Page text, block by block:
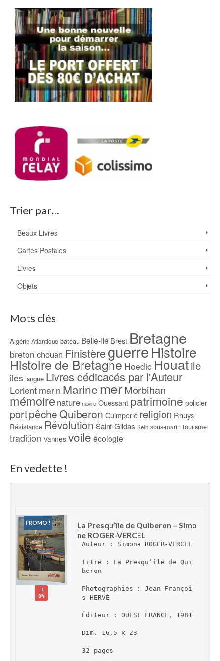
Trier par…
Beaux Livres
Cartes Postales
Livres
Objets
Mots clés
Algérie Atlantique bateau Belle-Ile Brest Bretagne
breton chouan FinistèreguerreHistoire
Histoire de Bretagne Hoedic Houatile
iles langue Livres dédicacés par l'Auteur
Lorientmarin Marine merMorbihan
mémoire nature navire Ouessant patrimoine policier
portpêcheQuiberon Quimperlé religion Rhuys
Résistance Révolution Saint-Gildas Sein sous-marin tourisme
tradition Vannes voile écologie
En vedette !
PROMO !
-1
0%
La Presqu’île de Quiberon – Simo
ne ROGER-VERCEL
Auteur : Simone ROGER-VERCEL
Titre : La Presqu’île de Qui
beron
Photographies : Jean Françoi
s HERVÉ
Éditeur : OUEST FRANCE, 1981
Dim. 16,5 x 23
32 pages